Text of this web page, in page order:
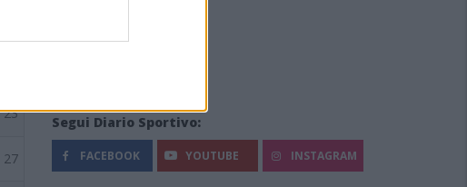
23
27
Segui Diario Sportivo:
FACEBOOK YOUTUBE INSTAGRAM